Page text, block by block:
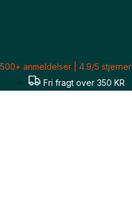
500+ anmeldelser | 4.9/5 stjerner
Fri fragt over 350 KR
Sew
antal